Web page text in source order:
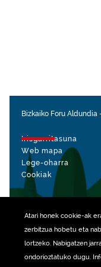
Atari honek cookie-ak
zerbitzua hobetu eta
lortzeko. Nabigatzen
ondorioztatuko dugu.
Bizkaiko Foru Aldundia
Irisgarritasuna
Web mapa
Lege-oharra
Cookiak